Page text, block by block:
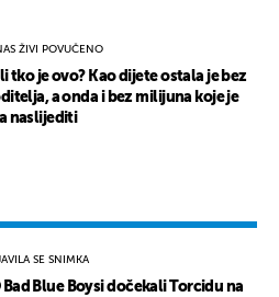
ŽIVI POVUČENO
tko je ovo? Kao dijete ostala je bez
a onda i bez milijuna koje je
naslijediti
SE SNIMKA
Bad Blue Boysi dočekali Torcidu na